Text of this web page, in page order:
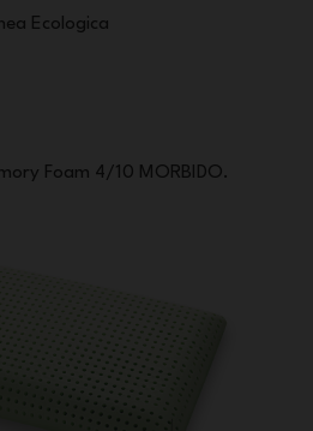
Ecologica
Foam 4/10 MORBIDO.